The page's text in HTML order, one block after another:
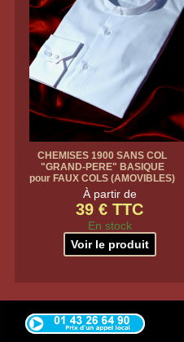
CHEMISES 1900 SANS COL
"GRAND-PERE" BASIQUE
pour FAUX COLS (AMOVIBLES)
À partir de
39 € TTC
En stock
Voir le produit